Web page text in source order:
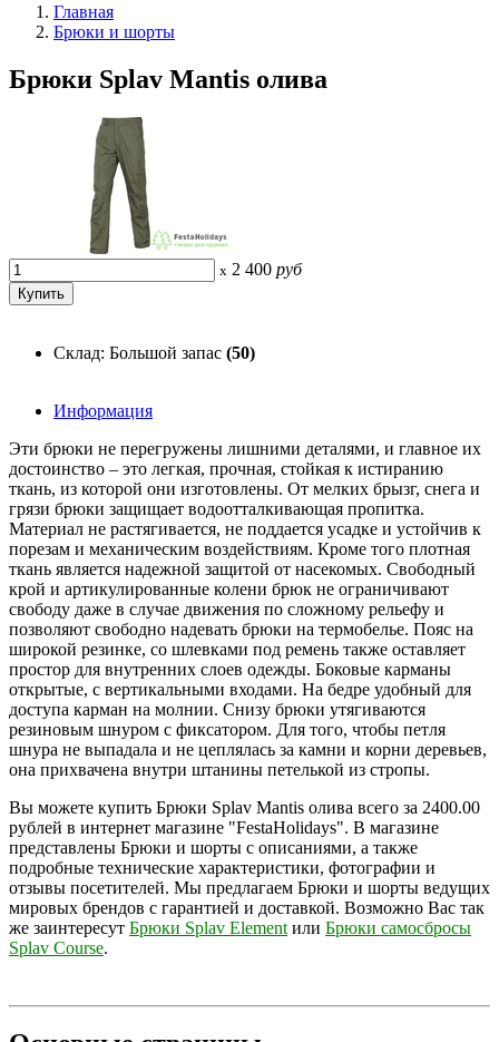
Главная
Брюки и шорты
Брюки Splav Mantis олива
x 2 400 руб
Склад: Большой запас (50)
Информация
Эти брюки не перегружены лишними деталями, и главное их
достоинство – это легкая, прочная, стойкая к истиранию
ткань, из которой они изготовлены. От мелких брызг, снега и
грязи брюки защищает водоотталкивающая пропитка.
Материал не растягивается, не поддается усадке и устойчив к
порезам и механическим воздействиям. Кроме того плотная
ткань является надежной защитой от насекомых. Свободный
крой и артикулированные колени брюк не ограничивают
свободу даже в случае движения по сложному рельефу и
позволяют свободно надевать брюки на термобелье. Пояс на
широкой резинке, со шлевками под ремень также оставляет
простор для внутренних слоев одежды. Боковые карманы
открытые, с вертикальными входами. На бедре удобный для
доступа карман на молнии. Снизу брюки утягиваются
резиновым шнуром с фиксатором. Для того, чтобы петля
шнура не выпадала и не цеплялась за камни и корни деревьев,
она прихвачена внутри штанины петелькой из стропы.
Вы можете купить Брюки Splav Mantis олива всего за 2400.00
рублей в интернет магазине "FestaHolidays". В магазине
представлены Брюки и шорты с описаниями, а также
подробные технические характеристики, фотографии и
отзывы посетителей. Мы предлагаем Брюки и шорты ведущих
мировых брендов с гарантией и доставкой. Возможно Вас так
же заинтересут Брюки Splav Element или Брюки самосбросы
Splav Course.